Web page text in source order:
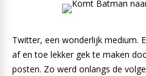
Twitter, een wonderlijk medium.
af en toe lekker gek te maken
posten. Zo werd onlangs de